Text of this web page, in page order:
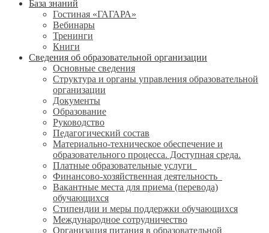
База знаний
Гостиная «ГАГАРА»
Вебинары
Тренинги
Книги
Сведения об образовательной организации
Основные сведения
Структура и органы управления образовательной
организации
Документы
Образование
Руководство
Педагогический состав
Материально-техническое обеспечение и
образовательного процесса. Доступная среда.
Платные образовательные услуги
Финансово-хозяйственная деятельность
Вакантные места для приема (перевода)
обучающихся
Стипендии и меры поддержки обучающихся
Международное сотрудничество
Организация питания в образовательной